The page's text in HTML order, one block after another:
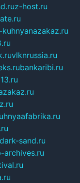
z-host.ru
vlknrussia.ru
bankaribi.ru
dark-sand.ru
archives.ru